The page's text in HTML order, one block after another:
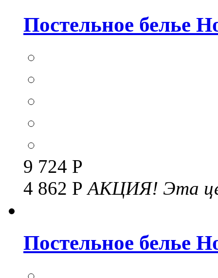
Постельное белье
9 724 Р
4 862 РАКЦИЯ! Эта
Постельное белье